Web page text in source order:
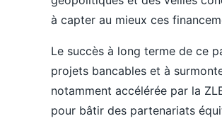
à capter au mieux ces
Le succès à long terme de ce
projets bancables et à
notamment accélérée par la
pour bâtir des partenariats